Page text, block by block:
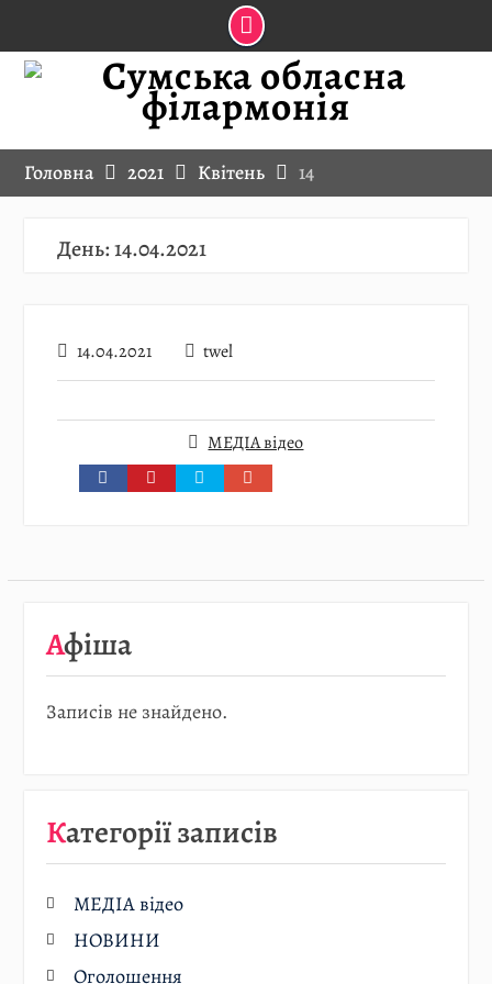
Skip
Головна 2021 Квітень 14
День:14.04.2021
14.04.2021 twel
МЕДІА відео
Афіша
Записів не знайдено.
Категорії записів
МЕДІА відео
НОВИНИ
Оголошення